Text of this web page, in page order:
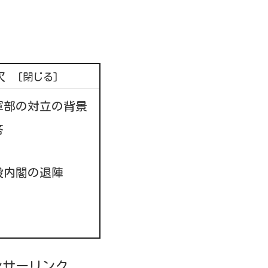
部の対立の背景
内閣の退陣